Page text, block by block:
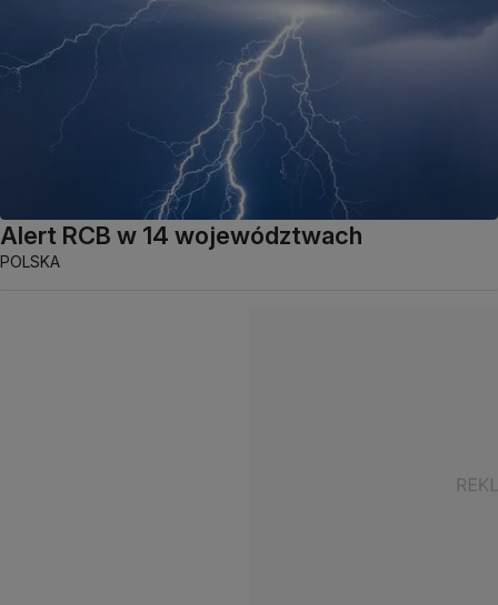
Alert RCB w 14 województwach
POLSKA